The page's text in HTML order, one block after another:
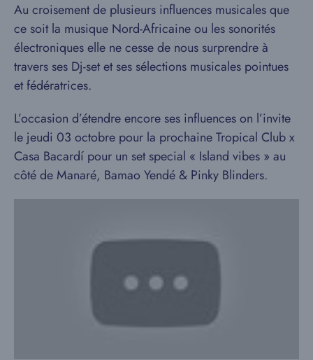
Au croisement de plusieurs influences musicales que
ce soit la musique Nord-Africaine ou les sonorités
électroniques elle ne cesse de nous surprendre à
travers ses Dj-set et ses sélections musicales pointues
et fédératrices.
L’occasion d’étendre encore ses influences on l’invite
le jeudi 03 octobre pour la prochaine Tropical Club x
Casa Bacardí pour un set special « Island vibes » au
côté de Manaré, Bamao Yendé & Pinky Blinders.